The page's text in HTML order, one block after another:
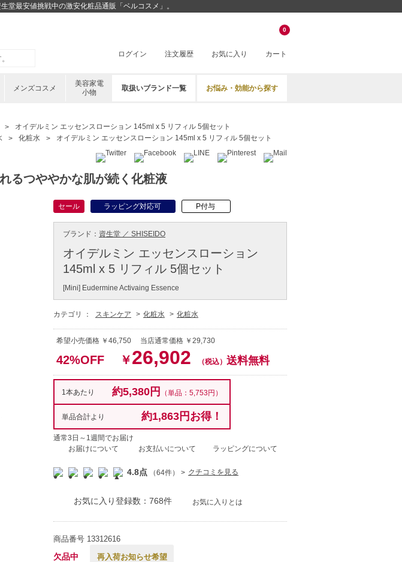
堂最安値挑戦中の激安化粧品通販「ベルコスメ」。
ログイン 注文履歴 お気に入り カート
0
メンズコスメ
美容家電
小物
取扱いブランド一覧 お悩み・効能から探す
オイデルミン エッセンスローション 145ml x 5 リフィル 5個セット
化粧水 オイデルミン エッセンスローション 145ml x 5 リフィル 5個セット
るつややかな肌が続く化粧液
セール ラッピング対応可 P付与
ブランド： 資生堂 ／ SHISEIDO
オイデルミン エッセンスローション
145ml x 5 リフィル 5個セット
[Mini] Eudermine Activaing Essence
カテゴリ ： スキンケア 化粧水 化粧水
希望小売価格 ￥46,750 当店通常価格 ￥29,730
42%OFF ￥26,902 （税込） 送料無料
1本あたり 約5,380円 （単品：5,753円）
単品合計より 約1,863円お得！
通常3日～1週間でお届け
お届けについて
お支払いについて ラッピングについて
4.8点 （64件） クチコミを見る
お気に入り登録数：768件 お気に入りとは
商品番号 13312616
欠品中 再入荷お知らせ希望